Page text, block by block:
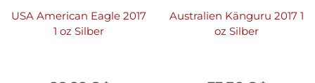
USA American Eagle 2017
1 oz Silber
Australien Känguru 2017 1
oz Silber